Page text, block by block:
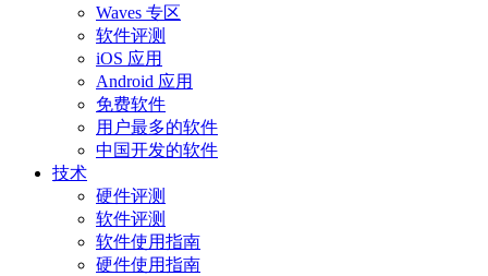
Waves 专区
软件评测
iOS 应用
Android 应用
免费软件
用户最多的软件
中国开发的软件
技术
硬件评测
软件评测
软件使用指南
硬件使用指南